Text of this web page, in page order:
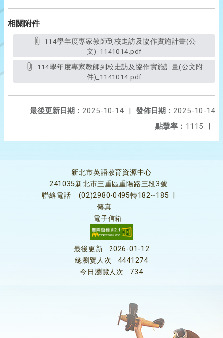
相關附件
文)_1141014.pdf
件)_1141014.pdf
發佈日期： 2025-10-14
最後更新日期： 2025-10-14
|
點擊率： 1115 |
新北市英語教育資源中心
241035新北市三重區重陽路三段3號
聯絡電話
(02)2980-0495轉182~185
傳真
電子信箱
最後更新
2026-01-12
總瀏覽人次
4441274
今日瀏覽人次
734